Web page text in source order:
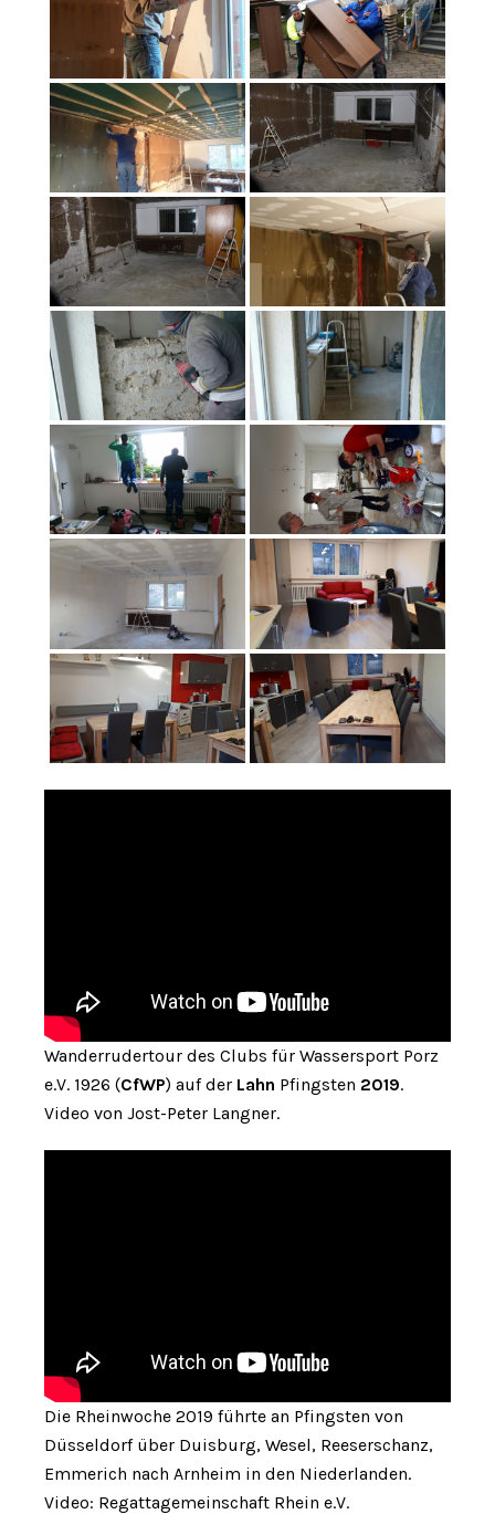
Wanderrudertour des Clubs für Wassersport Porz
e.V. 1926 (CfWP) auf der Lahn Pfingsten 2019.
Video von Jost-Peter Langner.
Die Rheinwoche 2019 führte an Pfingsten von
Düsseldorf über Duisburg, Wesel, Reeserschanz,
Emmerich nach Arnheim in den Niederlanden.
Video: Regattagemeinschaft Rhein e.V.